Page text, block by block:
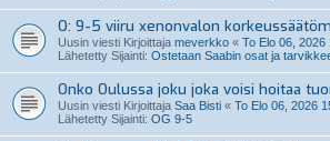
O: 9-5 viiru xenonvalon
Uusin viesti Kirjoittaja meverkko « To Elo 06, 2026
Lähetetty Sijainti: Ostetaan Saabin osat ja
Onko Oulussa joku joka voisi hoitaa
Uusin viesti Kirjoittaja Saa Bisti « To Elo 06, 2026
Lähetetty Sijainti: OG 9-5